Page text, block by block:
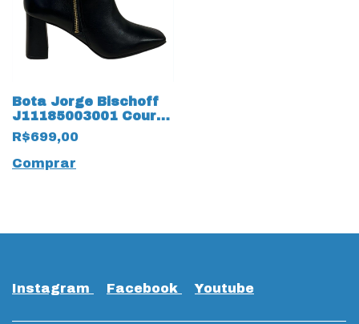
Bota Jorge Bischoff
J11185003001 Couro
Natural 18404 Preto
R$699,00
Comprar
Instagram Facebook Youtube